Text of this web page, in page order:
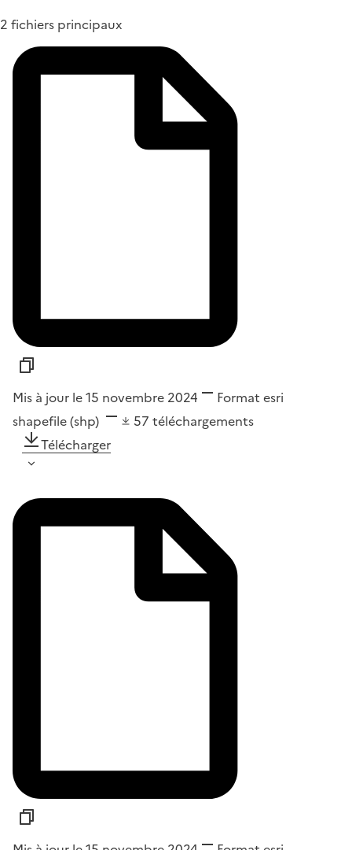
2 fichiers principaux
Mis à jour le 15 novembre 2024 Format esri
shapefile (shp)
57 téléchargements
Télécharger